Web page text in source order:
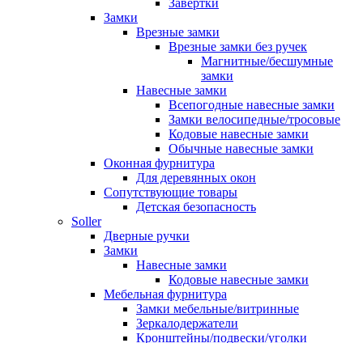
Завертки
Замки
Врезные замки
Врезные замки без ручек
Магнитные/бесшумные
замки
Навесные замки
Всепогодные навесные замки
Замки велосипедные/тросовые
Кодовые навесные замки
Обычные навесные замки
Оконная фурнитура
Для деревянных окон
Сопутствующие товары
Детская безопасность
Soller
Дверные ручки
Замки
Навесные замки
Кодовые навесные замки
Мебельная фурнитура
Замки мебельные/витринные
Зеркалодержатели
Кронштейны/подвески/уголки